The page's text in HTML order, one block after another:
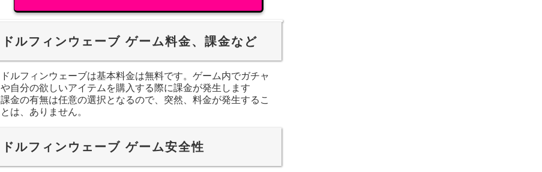
ドルフィンウェーブ ゲーム料金、課金など
ドルフィンウェーブは基本料金は無料です。ゲーム内でガチャ
や自分の欲しいアイテムを購入する際に課金が発生します
課金の有無は任意の選択となるので、突然、料金が発生するこ
とは、ありません。
ドルフィンウェーブ ゲーム安全性